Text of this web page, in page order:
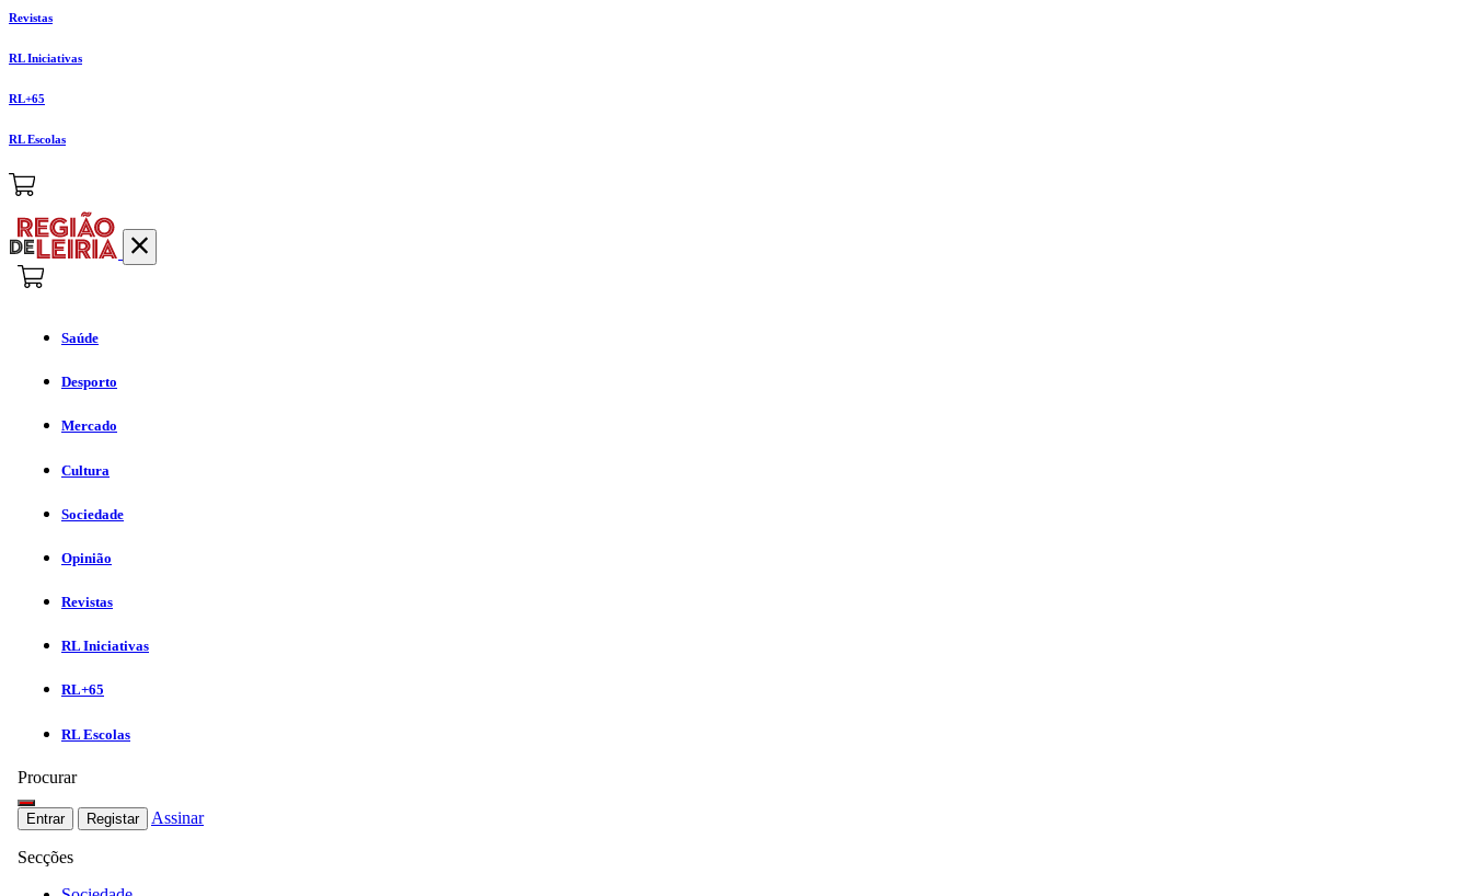
Revistas
RL Iniciativas
RL+65
RL Escolas
Saúde
Desporto
Mercado
Cultura
Sociedade
Opinião
Revistas
RL Iniciativas
RL+65
RL Escolas
Procurar
Entrar Registar Assinar
Secções